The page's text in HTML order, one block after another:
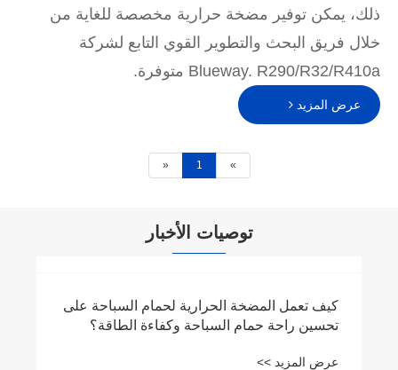
ذلك، يمكن توفير مضخة حرارية مخصصة للغاية من
خلال فريق البحث والتطوير القوي التابع لشركة
Blueway. R290/R32/R410a متوفرة.
عرض المزيد
« 1 »
توصيات الأخبار
كيف تعمل المضخة الحرارية لحمام السباحة على
تحسين راحة حمام السباحة وكفاءة الطاقة؟
عرض المزيد >>